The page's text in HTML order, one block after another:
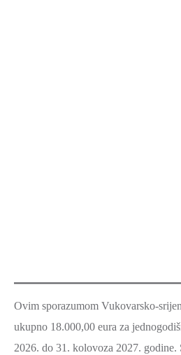
Ovim sporazumom Vukovarsko-
ukupno 18.000,00 eura za
2026. do 31. kolovoza 2027. godine.